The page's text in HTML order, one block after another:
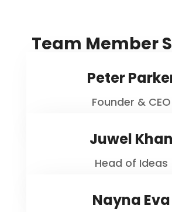
Team Member
Peter
Founder & CEO
Juwel Khan
Head of Ideas
Nayna Eva